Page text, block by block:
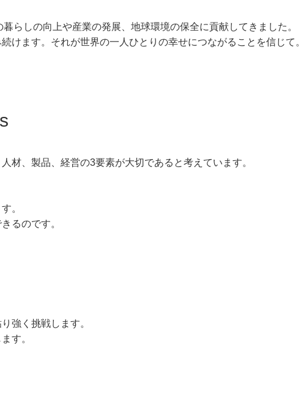
らしの向上や産業の発展、地球環境の保全に貢献してきました。
けます。それが世界の一人ひとりの幸せにつながることを信じて。
材、製品、経営の3要素が大切であると考えています。
。
るのです。
強く挑戦します。
す。